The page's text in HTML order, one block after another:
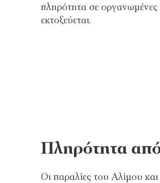
πληρότητα σε οργανωμένες
εκτοξεύεται.
Πληρότητα
Οι παραλίες του Αλίμου